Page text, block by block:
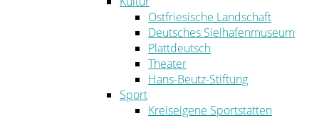
Ostfriesische Landschaft
Deutsches Sielhafenmuseum
Plattdeutsch
Theater
Hans-Beutz-Stiftung
Sport
Kreiseigene Sportstätten